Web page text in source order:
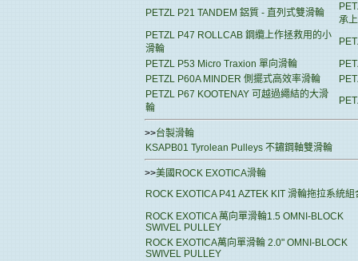
PETZL P21 TANDEM 鋁質 - 直列式雙滑輪
承
PETZL P47 ROLLCAB 鋼纜上作拯救用的小
滑輪
PETZL P53 Micro Traxion 單向滑輪
PETZL P60A MINDER 側擺式高效率滑輪
PETZL P67 KOOTENAY 可越過繩結的大滑
輪
>>台製滑輪
KSAPB01 Tyrolean Pulleys 不鏽鋼軸雙滑輪
>>美國ROCK EXOTICA滑輪
ROCK EXOTICA P41 AZTEK KIT 滑輪拖拉系統組
ROCK EXOTICA 萬向單滑輪1.5 OMNI-BLOCK
SWIVEL PULLEY
ROCK EXOTICA萬向單滑輪 2.0" OMNI-BLOCK
SWIVEL PULLEY